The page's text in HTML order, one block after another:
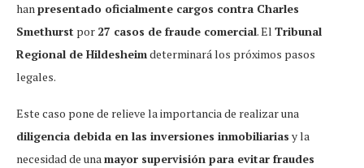
hanpresentado oficialmente cargos contra Charles
Smethurst por 27 casos de fraude comercial. El Tribunal
Regional de Hildesheimdeterminará los próximos pasos
legales.
Este caso pone de relieve la importancia de realizar una
diligencia debida en las inversiones inmobiliarias y la
necesidad de unamayor supervisión para evitar fraudes